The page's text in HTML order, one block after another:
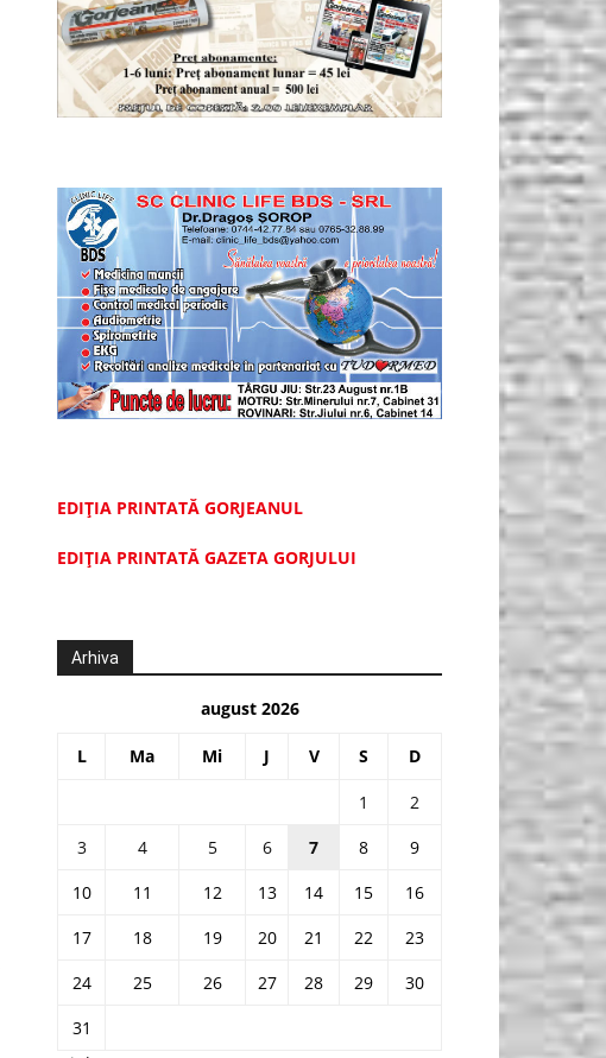
EDIȚIA PRINTATĂ GORJEANUL
EDIŢIA PRINTATĂ GAZETA GORJULUI
Arhiva
august 2026
L Ma Mi J V S D
1
2
3
4 5 6 7 8
9
10
11 12 13 14 15
16
17
18 19 20 21 22
23
24
25 26 27 28 29
30
31